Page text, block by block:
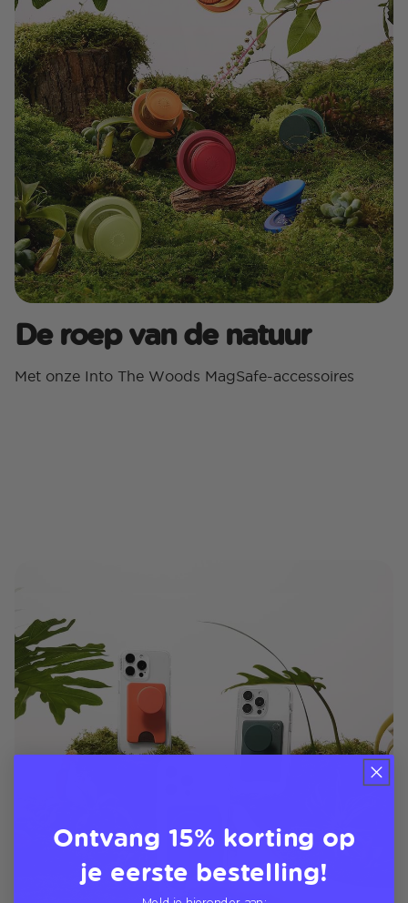
De roep van de natuur
Met onze Into The Woods MagSafe-accessoires
Ontvang 15% korting op
je eerste bestelling!